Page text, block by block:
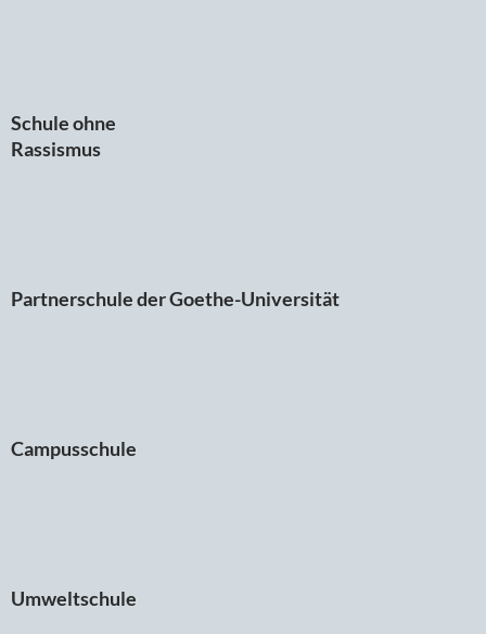
Schule ohne
Rassismus
Partnerschule der Goethe-Universität
Campusschule
Umweltschule